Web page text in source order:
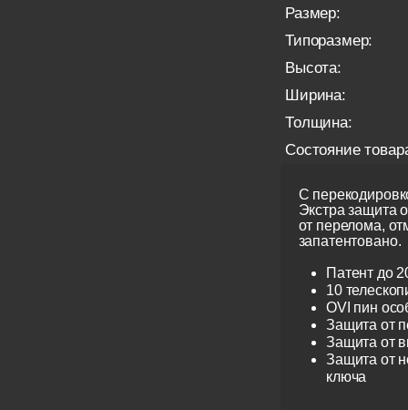
Размер:
Типоразмер:
Высота:
Ширина:
Толщина:
Состояние
С
Экстра защита
от перелома,
запатентовано.
Патент до
10
OVI пин
Защита от
Защита от
Защита от
ключа